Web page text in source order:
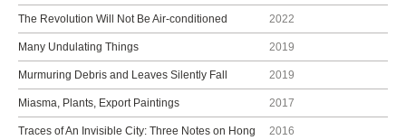
The Revolution Will Not Be Air-conditioned 2022
Many Undulating Things 2019
Murmuring Debris and Leaves Silently Fall 2019
Miasma, Plants, Export Paintings 2017
Traces of An Invisible City: Three Notes on Hong
2016